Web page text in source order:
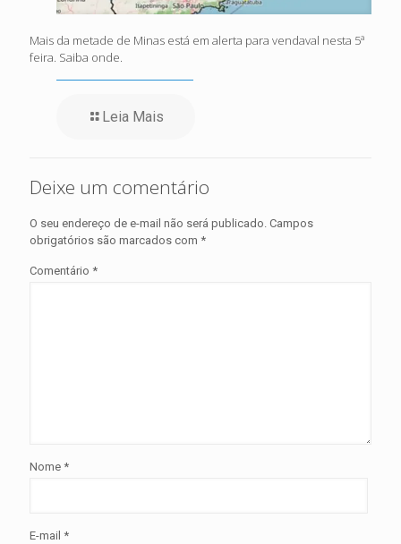
Mais da metade de Minas está em alerta para vendaval nesta 5ª
feira. Saiba onde.
Leia Mais
Deixe um comentário
O seu endereço de e-mail não será publicado. Campos
obrigatórios são marcados com *
Comentário *
Nome *
E-mail *